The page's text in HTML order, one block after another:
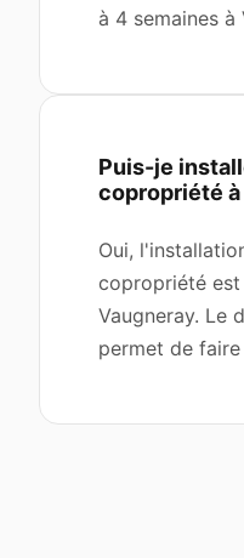
à 4 semaines à
Puis-je
copropriété à
Oui,
copropriété
Vaugneray. Le
permet de